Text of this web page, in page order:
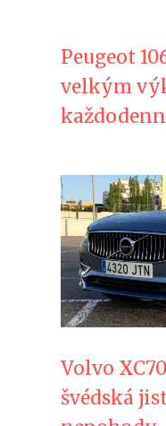
Peugeot
velkým
Volvo
švédská